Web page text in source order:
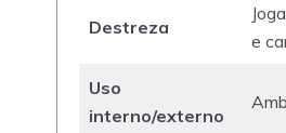
Destreza
e
Uso
interno/externo